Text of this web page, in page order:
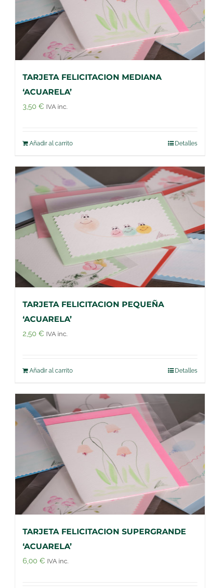
TARJETA FELICITACION MEDIANA
‘ACUARELA’
3,50 € IVA inc.
Añadir al carrito Detalles
TARJETA FELICITACION PEQUEÑA
‘ACUARELA’
2,50 € IVA inc.
Añadir al carrito Detalles
TARJETA FELICITACION SUPERGRANDE
‘ACUARELA’
6,00 € IVA inc.